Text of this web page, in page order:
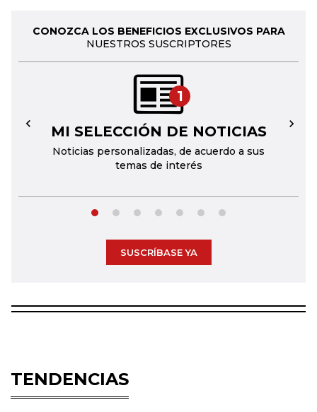
CONOZCA LOS BENEFICIOS EXCLUSIVOS PARA
NUESTROS SUSCRIPTORES
1
MI SELECCIÓN DE NOTICIAS
Noticias personalizadas, de acuerdo a sus
temas de interés
← →
SUSCRÍBASE YA
TENDENCIAS